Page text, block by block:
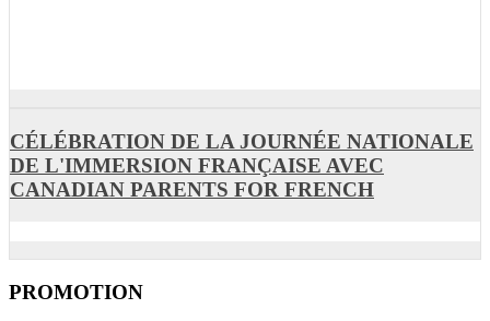
CÉLÉBRATION DE LA JOURNÉE NATIONALE
DE L'IMMERSION FRANÇAISE AVEC
CANADIAN PARENTS FOR FRENCH
PROMOTION